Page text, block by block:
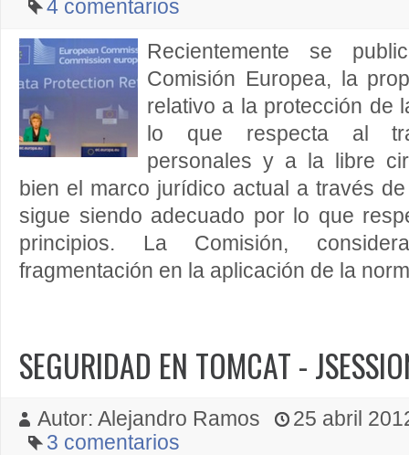
4 comentarios
Recientemente se
Comisión Europea, la
relativo a la protección de
lo que respecta al
personales y a la libre
bien el marco jurídico actual a través
sigue siendo adecuado por lo que
principios. La Comisión,
fragmentación en la aplicación de la
SEGURIDAD EN TOMCAT -
Autor: Alejandro Ramos
25 abril
3 comentarios